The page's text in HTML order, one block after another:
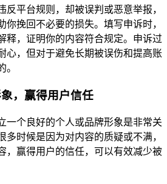
反平台规则，却被误判或恶意举报，
你挽回不必要的损失。填写申诉时，
释，证明你的内容符合规定。申诉过
心，但对于避免长期被误伤和提高账
。
，赢得用户信任
一个良好的个人或品牌形象是非常关
多时候是因为对内容的质疑或不满，
，赢得用户的信任，可以有效减少被